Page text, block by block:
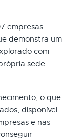
empresas
demonstra um
com
sede
o que
disponível
e nas